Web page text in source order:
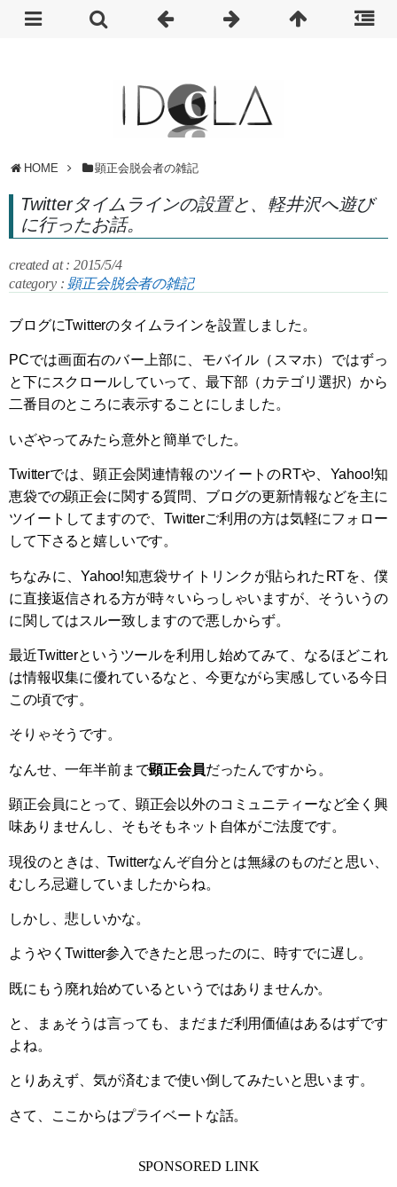
HOME 顕正会脱会者の雑記
Twitterタイムラインの設置と、軽井沢へ遊び
に行ったお話。
created at : 2015/5/4
category : 顕正会脱会者の雑記
ブログにTwitterのタイムラインを設置しました。
PCでは画面右のバー上部に、モバイル（スマホ）ではずっ
と下にスクロールしていって、最下部（カテゴリ選択）から
二番目のところに表示することにしました。
いざやってみたら意外と簡単でした。
Twitterでは、顕正会関連情報のツイートのRTや、Yahoo!知
恵袋での顕正会に関する質問、ブログの更新情報などを主に
ツイートしてますので、Twitterご利用の方は気軽にフォロー
して下さると嬉しいです。
ちなみに、Yahoo!知恵袋サイトリンクが貼られたRTを、僕
に直接返信される方が時々いらっしゃいますが、そういうの
に関してはスルー致しますので悪しからず。
最近Twitterというツールを利用し始めてみて、なるほどこれ
は情報収集に優れているなと、今更ながら実感している今日
この頃です。
そりゃそうです。
なんせ、一年半前まで顕正会員だったんですから。
顕正会員にとって、顕正会以外のコミュニティーなど全く興
味ありませんし、そもそもネット自体がご法度です。
現役のときは、Twitterなんぞ自分とは無縁のものだと思い、
むしろ忌避していましたからね。
しかし、悲しいかな。
ようやくTwitter参入できたと思ったのに、時すでに遅し。
既にもう廃れ始めているというではありませんか。
と、まぁそうは言っても、まだまだ利用価値はあるはずです
よね。
とりあえず、気が済むまで使い倒してみたいと思います。
さて、ここからはプライベートな話。
SPONSORED LINK